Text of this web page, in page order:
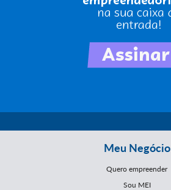
Meu Negócio
Quero empreender
Sou MEI